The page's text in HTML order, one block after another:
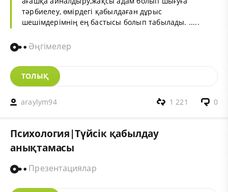
тәрбиелеу, өмірдегі қабылдаған дұрыс
шешімдерімнің ең бастысы болып табылады. .....
Әңгімелер
ТОЛЫҚ
araylym94 0
1 221
Психология|Түйсік қабылдау
анықтамасы
Презентациялар